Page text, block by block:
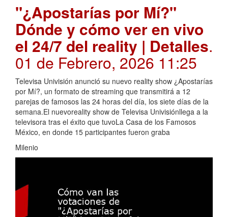
"¿Apostarías por Mí?"
Dónde y cómo ver en vivo
el 24/7 del reality | Detalles.
01 de Febrero, 2026 11:25
Televisa Univisión anunció su nuevo reality show ¿Apostarías
por Mí?, un formato de streaming que transmitirá a 12
parejas de famosos las 24 horas del día, los siete días de la
semana.El nuevoreality show de Televisa Univisiónllega a la
televisora tras el éxito que tuvoLa Casa de los Famosos
México, en donde 15 participantes fueron graba
Milenio